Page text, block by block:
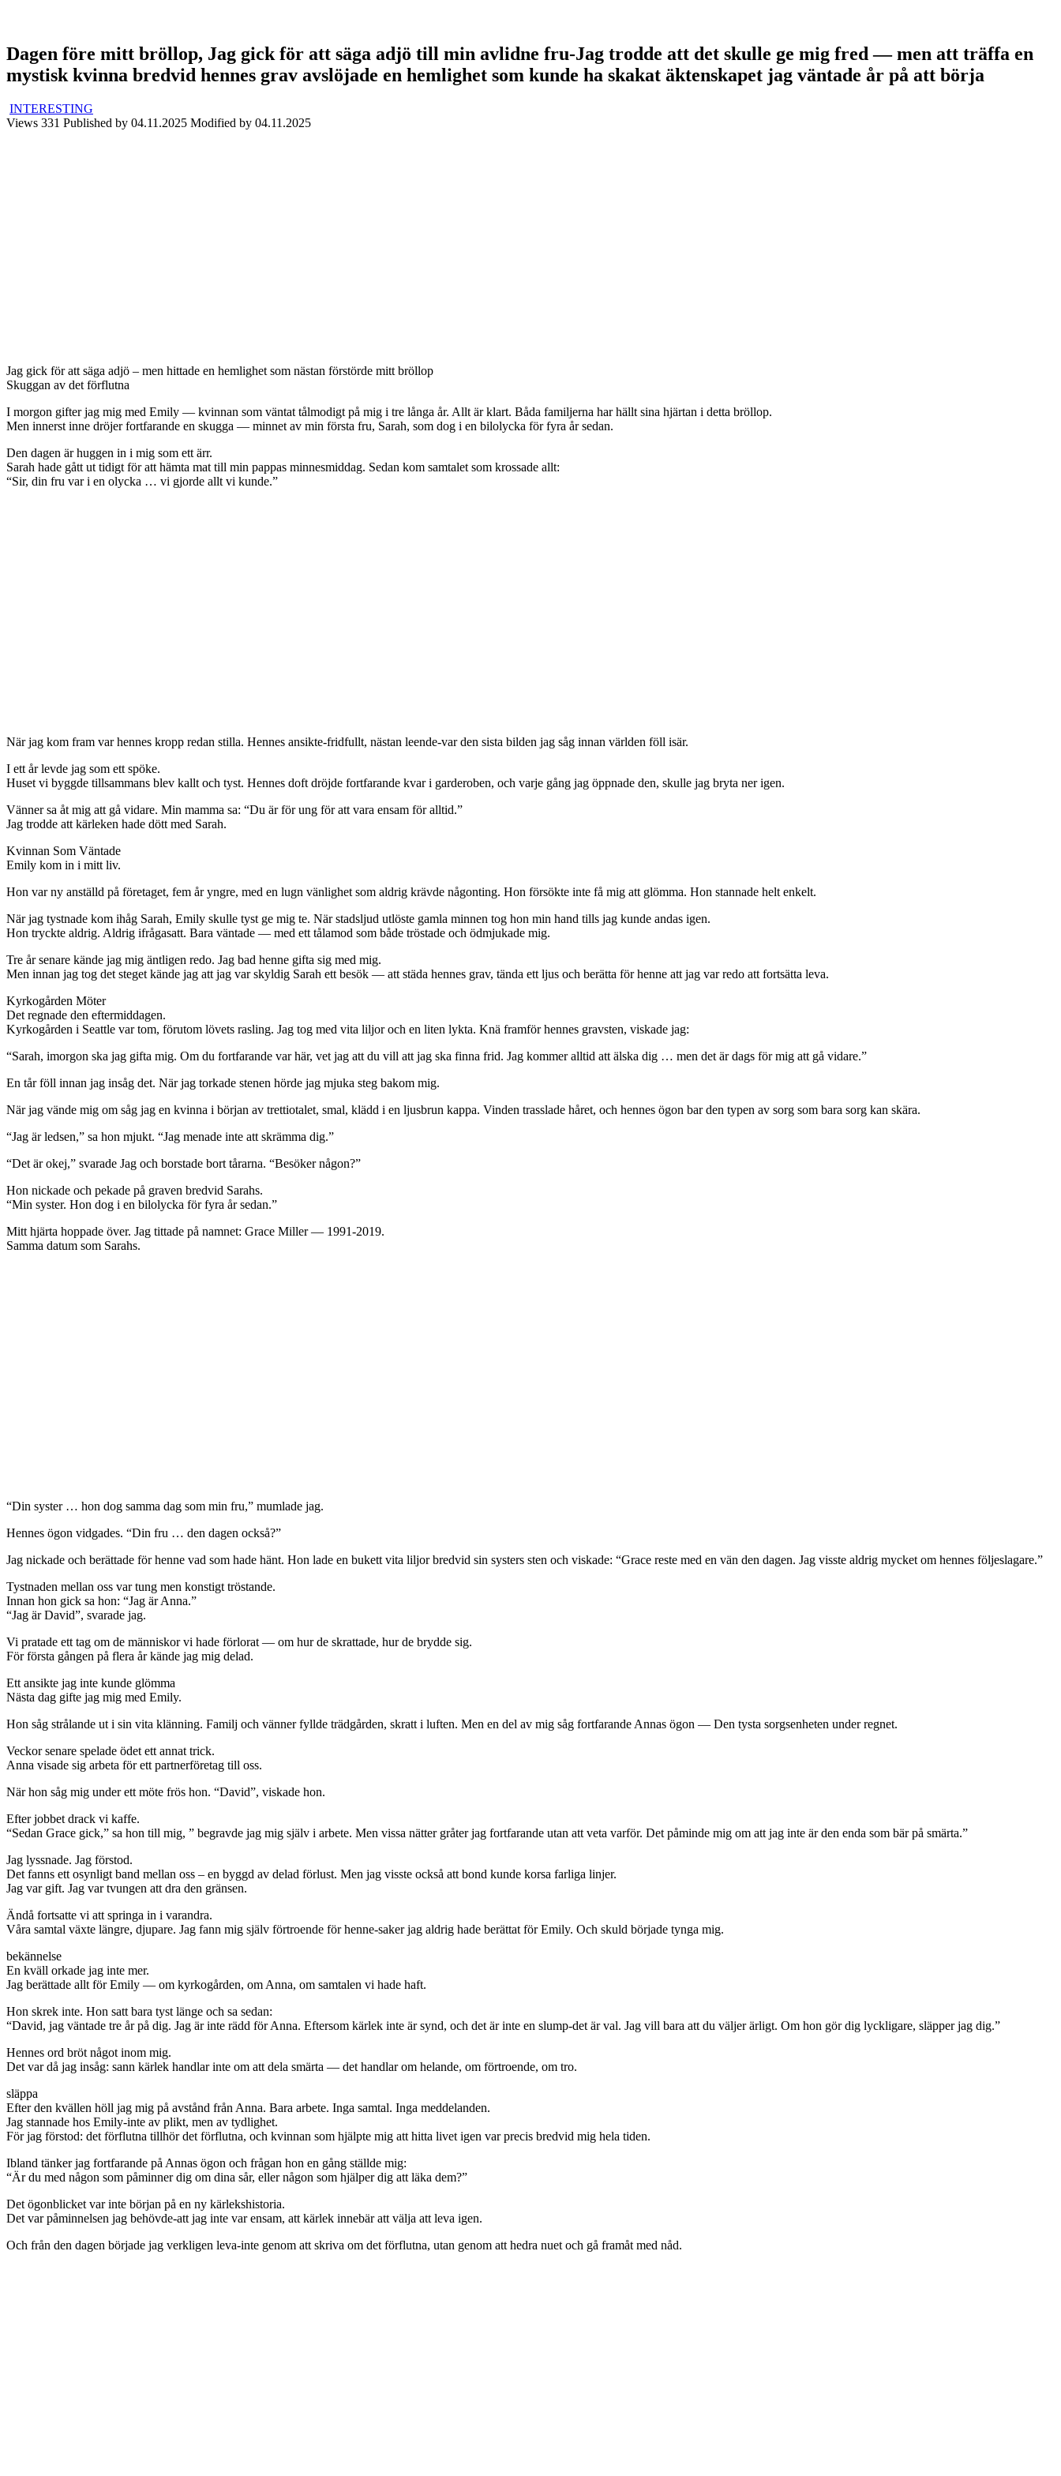
Dagen före mitt bröllop, Jag gick för att säga adjö till min avlidne fru-Jag trodde att det skulle ge mig fred — men att träffa en
mystisk kvinna bredvid hennes grav avslöjade en hemlighet som kunde ha skakat äktenskapet jag väntade år på att börja
INTERESTING
Views 331 Published by 04.11.2025 Modified by 04.11.2025
Jag gick för att säga adjö – men hittade en hemlighet som nästan förstörde mitt bröllop
Skuggan av det förflutna
I morgon gifter jag mig med Emily — kvinnan som väntat tålmodigt på mig i tre långa år. Allt är klart. Båda familjerna har hällt sina hjärtan i detta bröllop.
Men innerst inne dröjer fortfarande en skugga — minnet av min första fru, Sarah, som dog i en bilolycka för fyra år sedan.
Den dagen är huggen in i mig som ett ärr.
Sarah hade gått ut tidigt för att hämta mat till min pappas minnesmiddag. Sedan kom samtalet som krossade allt:
“Sir, din fru var i en olycka … vi gjorde allt vi kunde.”
När jag kom fram var hennes kropp redan stilla. Hennes ansikte-fridfullt, nästan leende-var den sista bilden jag såg innan världen föll isär.
I ett år levde jag som ett spöke.
Huset vi byggde tillsammans blev kallt och tyst. Hennes doft dröjde fortfarande kvar i garderoben, och varje gång jag öppnade den, skulle jag bryta ner igen.
Vänner sa åt mig att gå vidare. Min mamma sa: “Du är för ung för att vara ensam för alltid.”
Jag trodde att kärleken hade dött med Sarah.
Kvinnan Som Väntade
Emily kom in i mitt liv.
Hon var ny anställd på företaget, fem år yngre, med en lugn vänlighet som aldrig krävde någonting. Hon försökte inte få mig att glömma. Hon stannade helt enkelt.
När jag tystnade kom ihåg Sarah, Emily skulle tyst ge mig te. När stadsljud utlöste gamla minnen tog hon min hand tills jag kunde andas igen.
Hon tryckte aldrig. Aldrig ifrågasatt. Bara väntade — med ett tålamod som både tröstade och ödmjukade mig.
Tre år senare kände jag mig äntligen redo. Jag bad henne gifta sig med mig.
Men innan jag tog det steget kände jag att jag var skyldig Sarah ett besök — att städa hennes grav, tända ett ljus och berätta för henne att jag var redo att fortsätta leva.
Kyrkogården Möter
Det regnade den eftermiddagen.
Kyrkogården i Seattle var tom, förutom lövets rasling. Jag tog med vita liljor och en liten lykta. Knä framför hennes gravsten, viskade jag:
“Sarah, imorgon ska jag gifta mig. Om du fortfarande var här, vet jag att du vill att jag ska finna frid. Jag kommer alltid att älska dig … men det är dags för mig att gå vidare.”
En tår föll innan jag insåg det. När jag torkade stenen hörde jag mjuka steg bakom mig.
När jag vände mig om såg jag en kvinna i början av trettiotalet, smal, klädd i en ljusbrun kappa. Vinden trasslade håret, och hennes ögon bar den typen av sorg som bara sorg kan skära.
“Jag är ledsen,” sa hon mjukt. “Jag menade inte att skrämma dig.”
“Det är okej,” svarade Jag och borstade bort tårarna. “Besöker någon?”
Hon nickade och pekade på graven bredvid Sarahs.
“Min syster. Hon dog i en bilolycka för fyra år sedan.”
Mitt hjärta hoppade över. Jag tittade på namnet: Grace Miller — 1991-2019.
Samma datum som Sarahs.
“Din syster … hon dog samma dag som min fru,” mumlade jag.
Hennes ögon vidgades. “Din fru … den dagen också?”
Jag nickade och berättade för henne vad som hade hänt. Hon lade en bukett vita liljor bredvid sin systers sten och viskade: “Grace reste med en vän den dagen. Jag visste aldrig mycket om hennes följeslagare.”
Tystnaden mellan oss var tung men konstigt tröstande.
Innan hon gick sa hon: “Jag är Anna.”
“Jag är David”, svarade jag.
Vi pratade ett tag om de människor vi hade förlorat — om hur de skrattade, hur de brydde sig.
För första gången på flera år kände jag mig delad.
Ett ansikte jag inte kunde glömma
Nästa dag gifte jag mig med Emily.
Hon såg strålande ut i sin vita klänning. Familj och vänner fyllde trädgården, skratt i luften. Men en del av mig såg fortfarande Annas ögon — Den tysta sorgsenheten under regnet.
Veckor senare spelade ödet ett annat trick.
Anna visade sig arbeta för ett partnerföretag till oss.
När hon såg mig under ett möte frös hon. “David”, viskade hon.
Efter jobbet drack vi kaffe.
“Sedan Grace gick,” sa hon till mig, ” begravde jag mig själv i arbete. Men vissa nätter gråter jag fortfarande utan att veta varför. Det påminde mig om att jag inte är den enda som bär på smärta.”
Jag lyssnade. Jag förstod.
Det fanns ett osynligt band mellan oss – en byggd av delad förlust. Men jag visste också att bond kunde korsa farliga linjer.
Jag var gift. Jag var tvungen att dra den gränsen.
Ändå fortsatte vi att springa in i varandra.
Våra samtal växte längre, djupare. Jag fann mig själv förtroende för henne-saker jag aldrig hade berättat för Emily. Och skuld började tynga mig.
bekännelse
En kväll orkade jag inte mer.
Jag berättade allt för Emily — om kyrkogården, om Anna, om samtalen vi hade haft.
Hon skrek inte. Hon satt bara tyst länge och sa sedan:
“David, jag väntade tre år på dig. Jag är inte rädd för Anna. Eftersom kärlek inte är synd, och det är inte en slump-det är val. Jag vill bara att du väljer ärligt. Om hon gör dig lyckligare, släpper jag dig.”
Hennes ord bröt något inom mig.
Det var då jag insåg: sann kärlek handlar inte om att dela smärta — det handlar om helande, om förtroende, om tro.
släppa
Efter den kvällen höll jag mig på avstånd från Anna. Bara arbete. Inga samtal. Inga meddelanden.
Jag stannade hos Emily-inte av plikt, men av tydlighet.
För jag förstod: det förflutna tillhör det förflutna, och kvinnan som hjälpte mig att hitta livet igen var precis bredvid mig hela tiden.
Ibland tänker jag fortfarande på Annas ögon och frågan hon en gång ställde mig:
“Är du med någon som påminner dig om dina sår, eller någon som hjälper dig att läka dem?”
Det ögonblicket var inte början på en ny kärlekshistoria.
Det var påminnelsen jag behövde-att jag inte var ensam, att kärlek innebär att välja att leva igen.
Och från den dagen började jag verkligen leva-inte genom att skriva om det förflutna, utan genom att hedra nuet och gå framåt med nåd.